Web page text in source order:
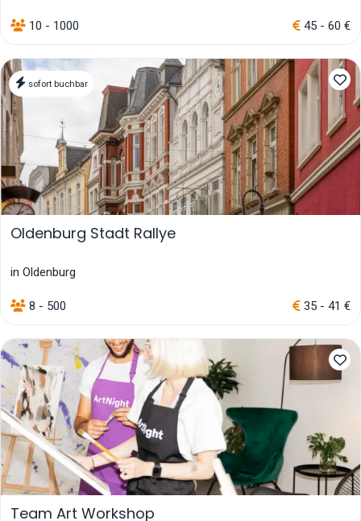
10 - 1000 45 - 60 €
sofort buchbar
Oldenburg Stadt Rallye
in Oldenburg
8 - 500 35 - 41 €
Team Art Workshop